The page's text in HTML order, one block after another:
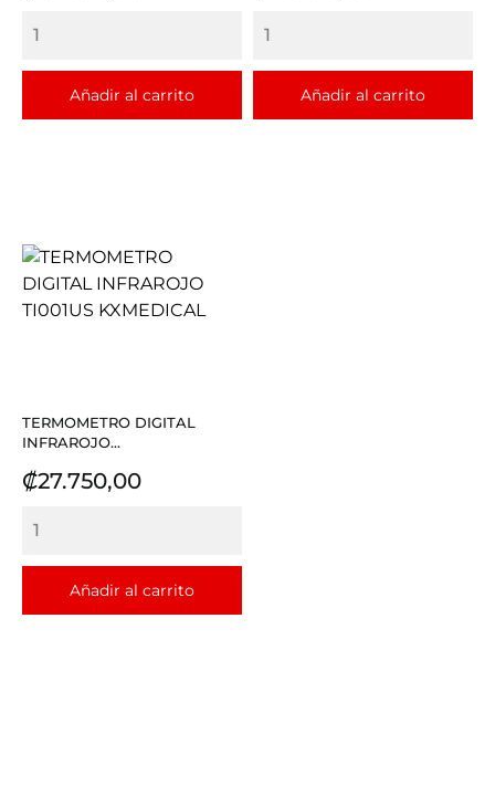
Añadir al carrito Añadir al carrito
TERMOMETRO DIGITAL
INFRAROJO...
Precio
₡27.750,00
Añadir al carrito